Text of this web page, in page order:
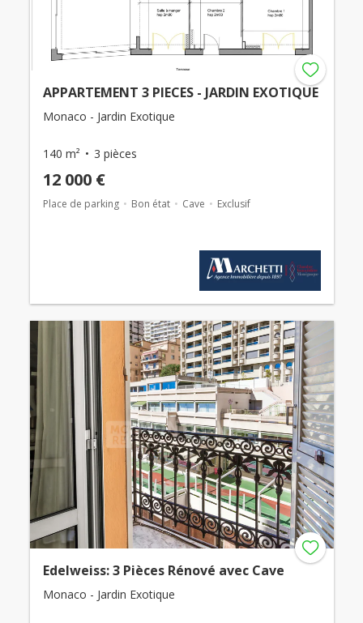
APPARTEMENT 3 PIECES - JARDIN EXOTIQUE
Monaco - Jardin Exotique
140 m² 3 pièces
12 000 €
Place de parking Bon état Cave Exclusif
Edelweiss: 3 Pièces Rénové avec Cave
Monaco - Jardin Exotique